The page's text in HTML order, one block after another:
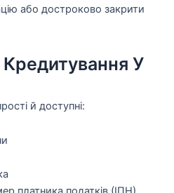
або достроково закрити
У
й доступні: